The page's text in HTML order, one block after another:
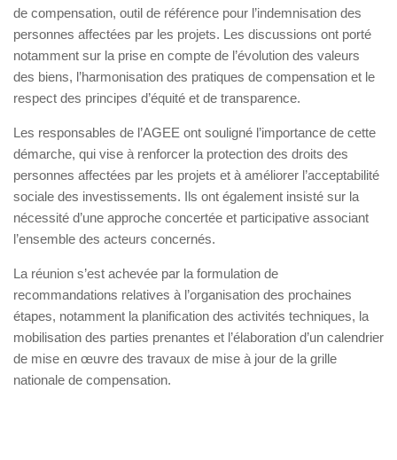
de compensation, outil de référence pour l’indemnisation des
personnes affectées par les projets. Les discussions ont porté
notamment sur la prise en compte de l’évolution des valeurs
des biens, l’harmonisation des pratiques de compensation et le
respect des principes d’équité et de transparence.
Les responsables de l’AGEE ont souligné l’importance de cette
démarche, qui vise à renforcer la protection des droits des
personnes affectées par les projets et à améliorer l’acceptabilité
sociale des investissements. Ils ont également insisté sur la
nécessité d’une approche concertée et participative associant
l’ensemble des acteurs concernés.
La réunion s’est achevée par la formulation de
recommandations relatives à l’organisation des prochaines
étapes, notamment la planification des activités techniques, la
mobilisation des parties prenantes et l’élaboration d’un calendrier
de mise en œuvre des travaux de mise à jour de la grille
nationale de compensation.